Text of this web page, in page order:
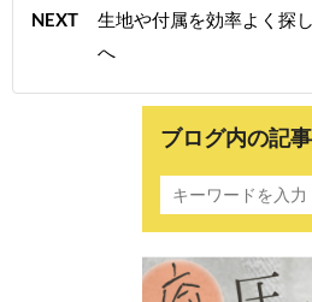
NEXT
生地や付属を効率よく探
へ
ブログ内の記